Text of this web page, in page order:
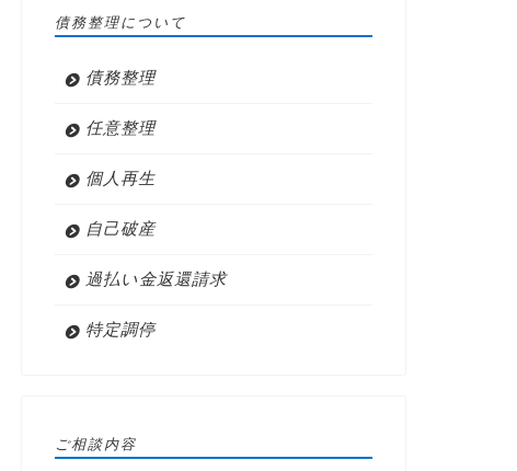
債務整理について
債務整理
任意整理
個人再生
自己破産
過払い金返還請求
特定調停
ご相談内容